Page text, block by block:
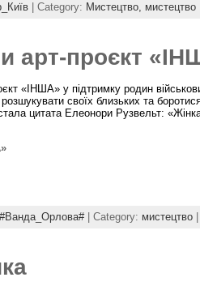
| Category: Мистецтво, мистецтво
арт-проєкт
«ІНША» у підтримку родин
своїх близьких та
цитата Елеонори Рузвельт:
| Category: мистецтво